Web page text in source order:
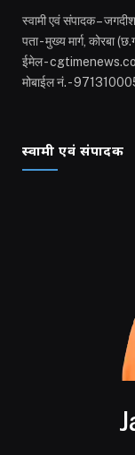
स्वामी एवं संपादक –
पता - मुख्य मार्ग, कोरबा
ईमेल -
मोबाईल नं. -
स्वामी एवं संपादक